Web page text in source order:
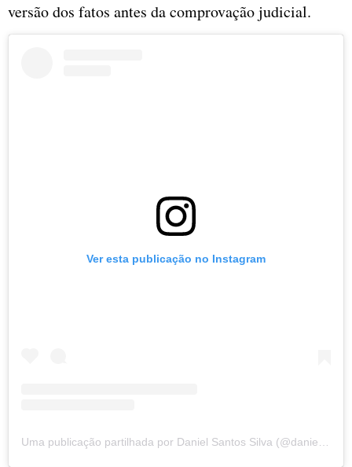
versão dos fatos antes da comprovação judicial.
Ver esta publicação no Instagram